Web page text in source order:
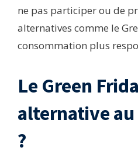
ne pas participer ou de
alternatives comme le
consommation plus
Le Green
alternative
?